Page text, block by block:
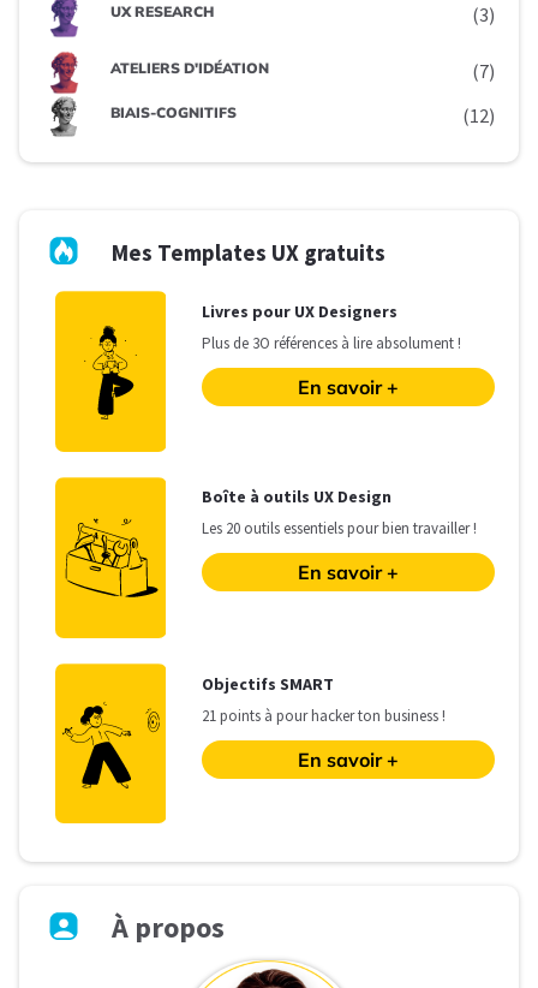
UX RESEARCH (3)
ATELIERS D'IDÉATION (7)
BIAIS-COGNITIFS (12)
Mes Templates UX gratuits
Livres pour UX Designers
Plus de 3O références à lire absolument !
En savoir +
Boîte à outils UX Design
Les 20 outils essentiels pour bien travailler !
En savoir +
Objectifs SMART
21 points à pour hacker ton business !
En savoir +
À propos